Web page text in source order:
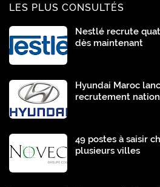
LES PLUS CONSULTÉS
Nestlé recrute
dès maintenant
Hyundai Maroc
recrutement
49 postes à saisir
plusieurs villes